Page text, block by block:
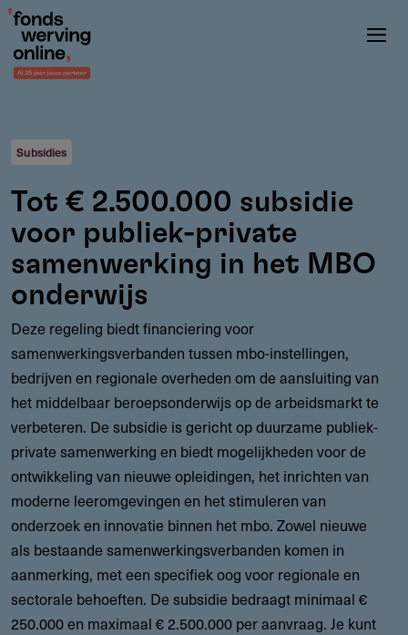
Overslaan
naar
de
gaan
Subsidies
Tot € 2.500.000 subsidie
voor publiek-private
samenwerking in het MBO
onderwijs
Deze regeling biedt financiering voor
samenwerkingsverbanden tussen mbo-instellingen,
bedrijven en regionale overheden om de aansluiting van
het middelbaar beroepsonderwijs op de arbeidsmarkt te
verbeteren. De subsidie is gericht op duurzame publiek-
private samenwerking en biedt mogelijkheden voor de
ontwikkeling van nieuwe opleidingen, het inrichten van
moderne leeromgevingen en het stimuleren van
onderzoek en innovatie binnen het mbo. Zowel nieuwe
als bestaande samenwerkingsverbanden komen in
aanmerking, met een specifiek oog voor regionale en
sectorale behoeften. De subsidie bedraagt minimaal €
250.000 en maximaal € 2.500.000 per aanvraag. Je kunt